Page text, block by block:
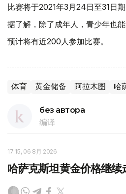
比赛将于2021年3月24日至31日期
据了解，除了成年人，青少年也能
预计将有近200人参加比赛。
体育 黄金储备 阿拉木图 哈
без автора
编译
17:15, 06 8月 2026
哈萨克斯坦黄金价格继续